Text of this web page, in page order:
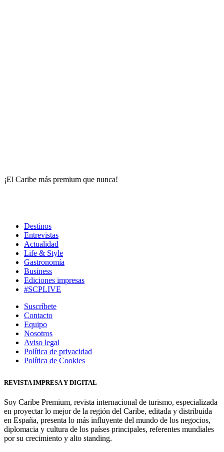
¡El Caribe más premium que nunca!
Destinos
Entrevistas
Actualidad
Life & Style
Gastronomía
Business
Ediciones impresas
#SCPLIVE
Suscríbete
Contacto
Equipo
Nosotros
Aviso legal
Política de privacidad
Política de Cookies
REVISTA IMPRESA Y DIGITAL
Soy Caribe Premium, revista internacional de turismo, especializada
en proyectar lo mejor de la región del Caribe, editada y distribuida
en España, presenta lo más influyente del mundo de los negocios,
diplomacia y cultura de los países principales, referentes mundiales
por su crecimiento y alto standing.